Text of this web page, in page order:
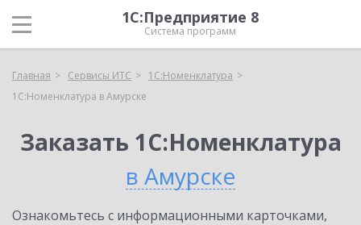
1С:Предприятие 8
Система программ
Главная Сервисы ИТС
1С:Номенклатура
1С:Номенклатура в Амурске
Заказать 1С:Номенклатура
в Амурске
Ознакомьтесь с информационными карточками,